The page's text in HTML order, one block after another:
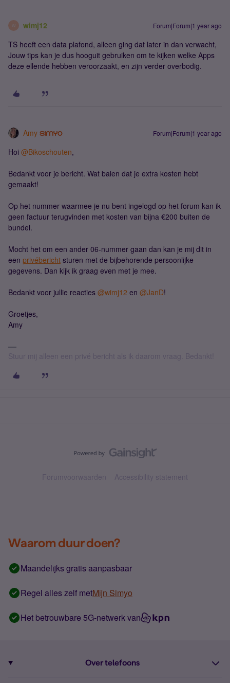
W wimj12 Forum|Forum|1 year ago
TS heeft een data plafond, alleen ging dat later in dan verwacht,
Jouw tips kan je dus hooguit gebruiken om te kijken welke Apps
deze ellende hebben veroorzaakt, en zijn verder overbodig.
Amy Forum|Forum|1 year ago
Hoi ​ @Bikoschouten,
Bedankt voor je bericht. Wat balen dat je extra kosten hebt
gemaakt!
Op het nummer waarmee je nu bent ingelogd op het forum kan ik
geen factuur terugvinden met kosten van bijna €200 buiten de
bundel.
Mocht het om een ander 06-nummer gaan dan kan je mij dit in
een privébericht sturen met de bijbehorende persoonlijke
gegevens. Dan kijk ik graag even met je mee.
Bedankt voor jullie reacties ​ @wimj12 en ​ @JanD!
Groetjes,
Amy
Stuur mij alleen een privé bericht als ik daarom vraag. Bedankt!
Forumvoorwaarden Accessibility statement
Waarom duur doen?
Maandelijks gratis aanpasbaar
Regel alles zelf metMijn Simyo
Het betrouwbare 5G-netwerk van
Over telefoons